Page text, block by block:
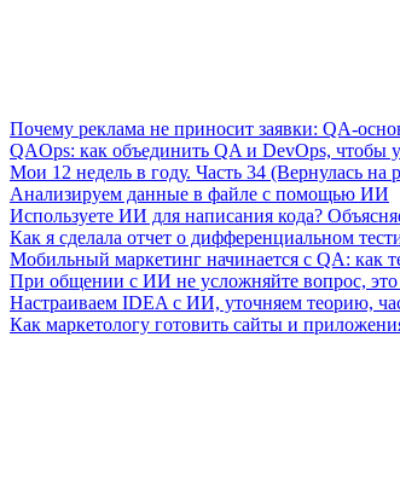
Почему реклама не приносит заявки: QA-
QAOps: как объединить QA и DevOps, чтобы
Мои 12 недель в году. Часть 34 (Вернулась
Анализируем данные в файле с помощью ИИ
Используете ИИ для написания кода?
Как я сделала отчет о дифференциальном
Мобильный маркетинг начинается с QA: как
При общении с ИИ не усложняйте вопрос,
Настраиваем IDEA с ИИ, уточняем теорию,
Как маркетологу готовить сайты и